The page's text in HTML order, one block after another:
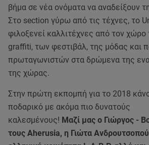
βήμα σε νέα ονόματα να αναδείξουν
Στο section γύρω από τις τέχνες, το
φιλοξενεί καλλιτέχνες από τον
graffiti, των φεστιβάλ, της μόδας και
πρωταγωνιστών στα δρώμενα της
της χώρας.
Στην πρώτη εκπομπή για το 2018
ποδαρικό με ακόμα πιο δυνατούς
καλεσμένους! Μαζί μας ο Γιώργος -
τους Aherusia, η Γιώτα